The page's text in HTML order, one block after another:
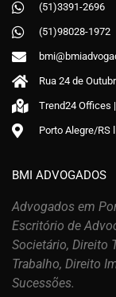
(51)3391-2696
(51)98028-1972
Rua 24 de
Trend24 Offices
Porto Alegre/RS
BMI ADVOGADOS
Advogados em
Escritório de
Societário, Direito
Trabalho, Direito
Sucessões.